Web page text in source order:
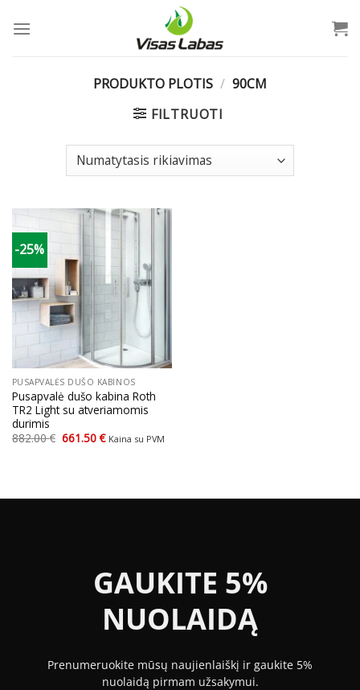
PRODUKTO PLOTIS / 90CM
FILTRUOTI
-25%
PUSAPVALĖS DUŠO KABINOS
Pusapvalė dušo kabina Roth
TR2 Light su atveriamomis
durimis
882.00€ Original
price
661.50€Current
price
Kaina su PVM
GAUKITE 5%
NUOLAIDĄ
Prenumeruokite mūsų naujienlaiškį ir gaukite 5%
nuolaidą pirmam užsakymui.